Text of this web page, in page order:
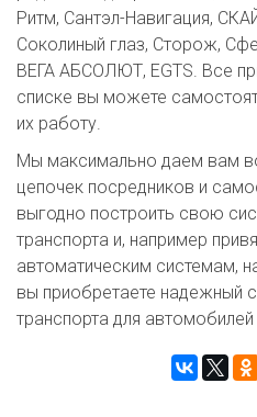
Ритм, Сантэл-Навигация,
Соколиный глаз, Сторож,
ВЕГА АБСОЛЮТ, EGTS. Все
списке вы можете
их работу.
Мы максимально даем вам
цепочек посредников и
выгодно построить свою
транспорта и, например
автоматическим системам,
вы приобретаете надежный
транспорта для